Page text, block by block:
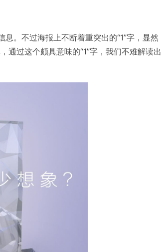
。不过海报上不断着重突出的“1”字，显然
通过这个颇具意味的“1”字，我们不难解读出